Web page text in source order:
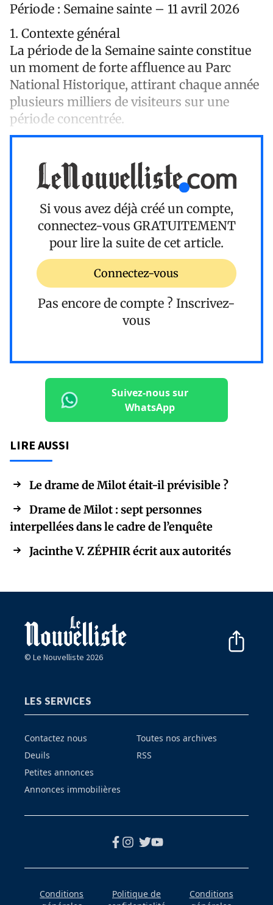
Période : Semaine sainte – 11 avril 2026
1. Contexte général
La période de la Semaine sainte constitue
un moment de forte affluence au Parc
National Historique, attirant chaque année
plusieurs milliers de visiteurs sur une
période concentrée.
Si vous avez déjà créé un compte,
connectez-vous GRATUITEMENT
pour lire la suite de cet article.
Connectez-vous
Pas encore de compte ? Inscrivez-
vous
Suivez-nous sur
WhatsApp
LIRE AUSSI
Le drame de Milot était-il prévisible ?
Drame de Milot : sept personnes
interpellées dans le cadre de l’enquête
Jacinthe V. ZÉPHIR écrit aux autorités
© Le Nouvelliste 2026
LES SERVICES
Contactez nous
Deuils
Petites annonces
Annonces immobilières
Toutes nos archives
RSS
Conditions
Politique de
Conditions